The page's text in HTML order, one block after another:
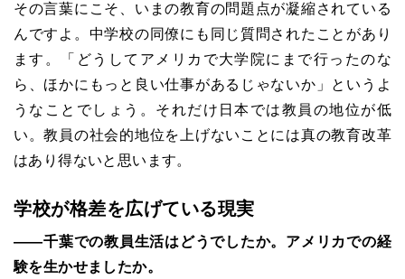
その言葉にこそ、いまの教育の問題点が凝縮されている
んですよ。中学校の同僚にも同じ質問されたことがあり
ます。「どうしてアメリカで大学院にまで行ったのな
ら、ほかにもっと良い仕事があるじゃないか」というよ
うなことでしょう。それだけ日本では教員の地位が低
い。教員の社会的地位を上げないことには真の教育改革
はあり得ないと思います。
学校が格差を広げている現実
――千葉での教員生活はどうでしたか。アメリカでの経
験を生かせましたか。